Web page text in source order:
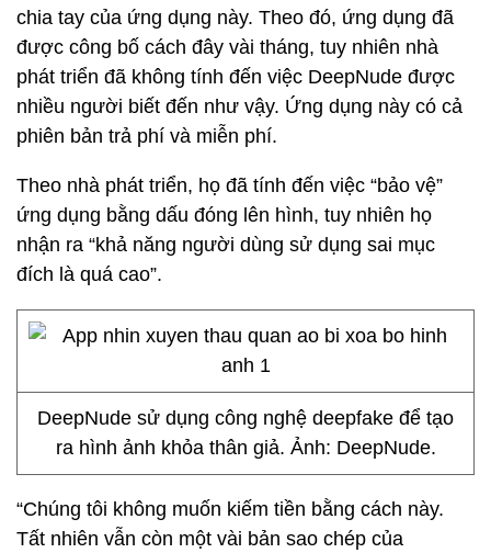
chia tay của ứng dụng này. Theo đó, ứng dụng đã
được công bố cách đây vài tháng, tuy nhiên nhà
phát triển đã không tính đến việc DeepNude được
nhiều người biết đến như vậy. Ứng dụng này có cả
phiên bản trả phí và miễn phí.
Theo nhà phát triển, họ đã tính đến việc “bảo vệ”
ứng dụng bằng dấu đóng lên hình, tuy nhiên họ
nhận ra “khả năng người dùng sử dụng sai mục
đích là quá cao”.
DeepNude sử dụng công nghệ deepfake để tạo
ra hình ảnh khỏa thân giả. Ảnh: DeepNude.
“Chúng tôi không muốn kiếm tiền bằng cách này.
Tất nhiên vẫn còn một vài bản sao chép của